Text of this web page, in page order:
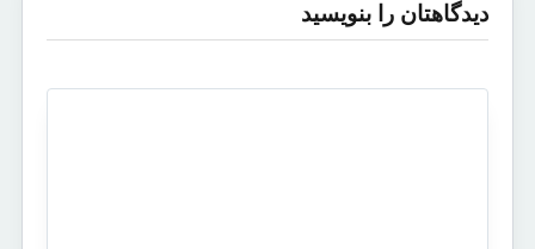
دیدگاهتان را بنویسید